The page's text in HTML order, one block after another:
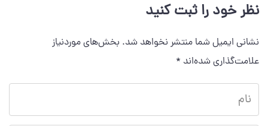
نظر خود را ثبت کنید
نشانی ایمیل شما منتشر نخواهد شد. بخش‌های موردنیاز
علامت‌گذاری شده‌اند *